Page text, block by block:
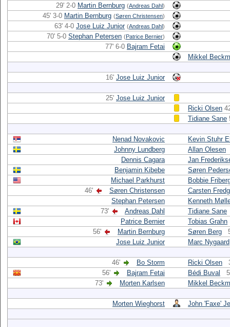
29' 2-0 Martin Bernburg (Andreas Dahl)
45' 3-0 Martin Bernburg (Søren Christensen)
63' 4-0 Jose Luiz Junior (Andreas Dahl)
70' 5-0 Stephan Petersen (Patrice Bernier)
77' 6-0 Bajram Fetai
Mikkel
16' Jose Luiz Junior
25' Jose Luiz Junior
Ricki Olsen
Tidiane Sane
Nenad Novakovic
Kevin Stuhr
Johnny Lundberg
Allan Olesen
Dennis Cagara
Jan
Benjamin Kibebe
Søren
Michael Parkhurst
Bobbie
46'
Søren Christensen
Carsten
Stephan Petersen
Kenneth
73'
Andreas Dahl
Tidiane Sane
Patrice Bernier
Tobias Grahn
56'
Martin Bernburg Søren Berg
Jose Luiz Junior
Marc Nygaard
46' Bo Storm Ricki Olsen
56'
Bajram Fetai Bédi Buval
73'
Morten Karlsen Mikkel
Morten Wieghorst John 'Faxe'